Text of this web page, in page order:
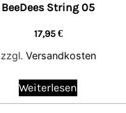
BeeDees String 05
17,95€
zzgl. Versandkosten
Weiterlesen